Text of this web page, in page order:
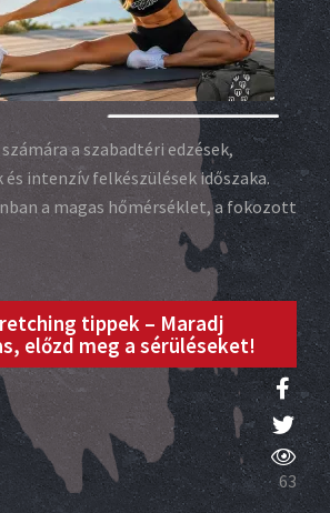
a szabadtéri edzések,
intenzív felkészülések időszaka.
a magas hőmérséklet, a fokozott
tippek – Maradj
előzd meg a sérüléseket!
63